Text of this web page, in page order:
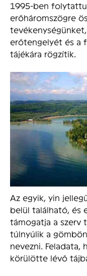
1995-ben
erőháromszögre
erőtengelyét és a
tájékára rögzítik.
Az egyik, yin
belül található, és
támogatja a szerv
túlnyúlik a
nevezni.
körülötte lévő